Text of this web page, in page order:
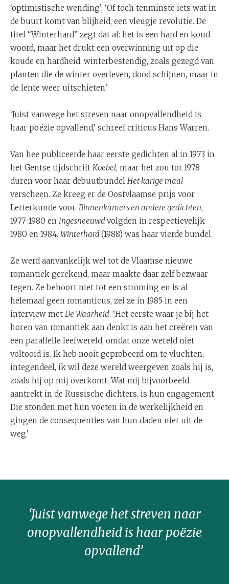
‘optimistische wending’; ‘Of toch tenminste iets wat in
de buurt komt van blijheid, een vleugje revolutie. De
titel “Winterhard” zegt dat al: het is een hard en koud
woord, maar het drukt een overwinning uit op die
koude en hardheid: winterbestendig, zoals gezegd van
planten die de winter overleven, dood schijnen, maar in
de lente weer uitschieten.’
‘Juist vanwege het streven naar onopvallendheid is
haar poëzie opvallend,’ schreef criticus Hans Warren.
Van hee publiceerde haar eerste gedichten al in 1973 in
het Gentse tijdschrift Koebel, maar het zou tot 1978
duren voor haar debuutbundel Het karige maal
verscheen. Ze kreeg er de Oostvlaamse prijs voor
Letterkunde voor. Binnenkamers en andere gedichten,
1977-1980 en Ingesneeuwdvolgden in respectievelijk
1980 en 1984. Winterhard(1988) was haar vierde bundel.
Ze werd aanvankelijk wel tot de Vlaamse nieuwe
romantiek gerekend, maar maakte daar zelf bezwaar
tegen. Ze behoort niet tot een stroming en is al
helemaal geen romanticus, zei ze in 1985 in een
interview met De Waarheid. ‘Het eerste waar je bij het
horen van romantiek aan denkt is aan het creëren van
een parallelle leefwereld, omdat onze wereld niet
voltooid is. Ik heb nooit geprobeerd om te vluchten,
integendeel, ik wil deze wereld weergeven zoals hij is,
zoals hij op mij overkomt. Wat mij bijvoorbeeld
aantrekt in de Russische dichters, is hun engagement.
Die stonden met hun voeten in de werkelijkheid en
gingen de consequenties van hun daden niet uit de
weg.’
‘Juist vanwege het streven naar
onopvallendheid is haar poëzie
opvallend’